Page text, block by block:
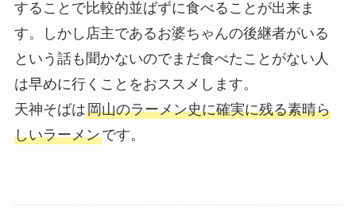
することで比較的並ばずに食べることが出来ま
す。しかし店主であるお婆ちゃんの後継者がいる
という話も聞かないのでまだ食べたことがない人
は早めに行くことをおススメします。
天神そばは岡山のラーメン史に確実に残る素晴ら
しいラーメンです。